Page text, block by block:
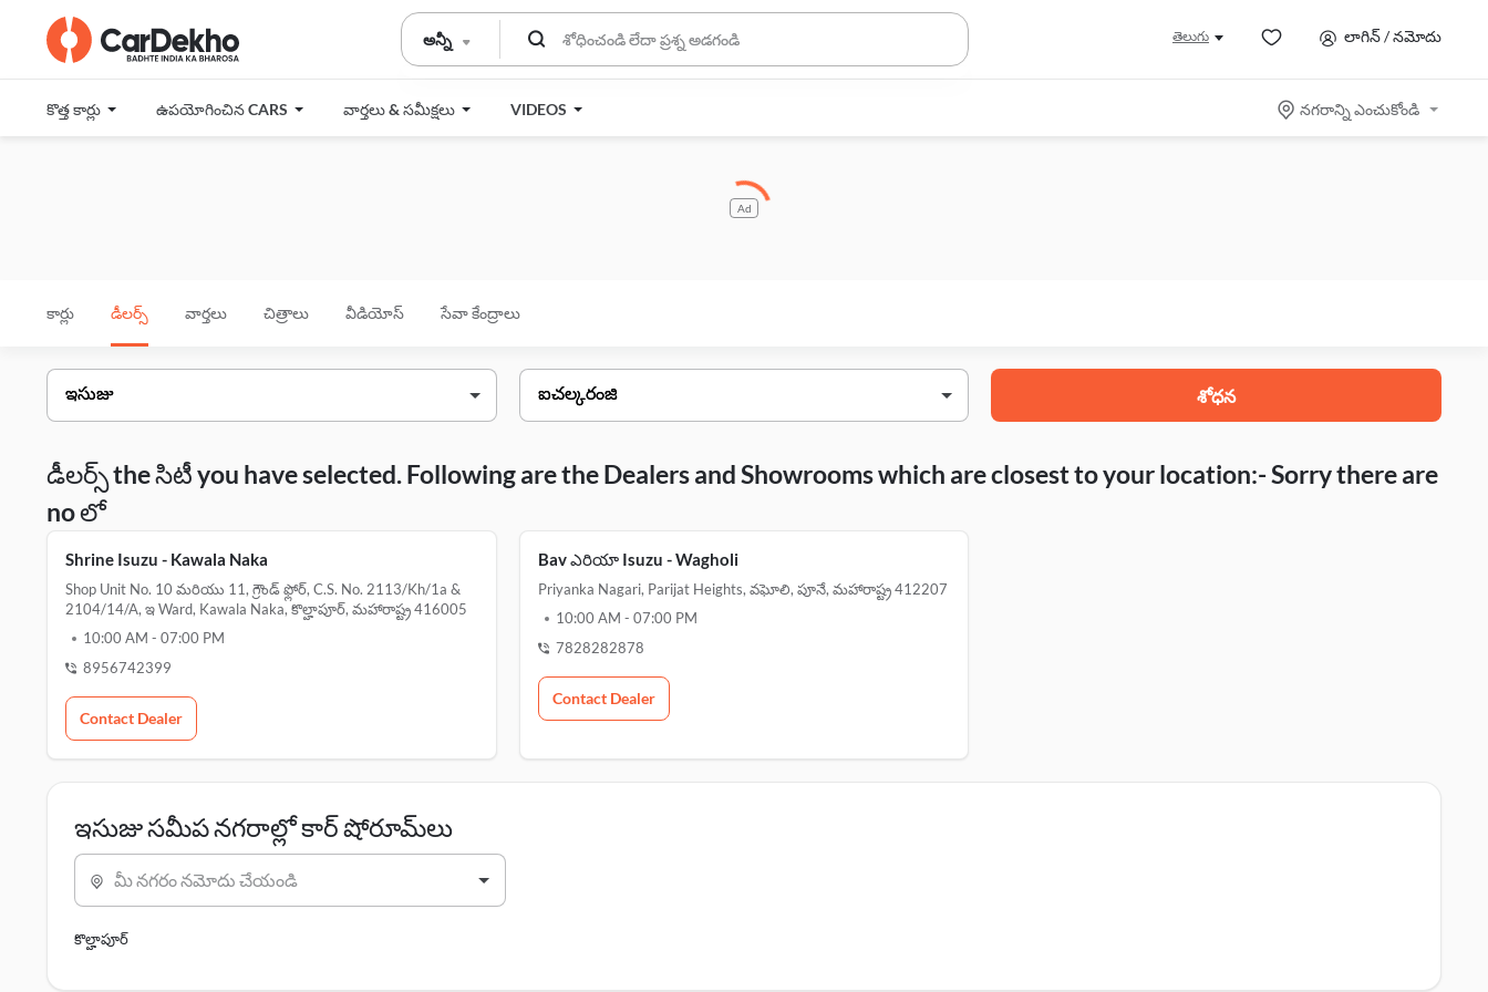
అన్నీ తెలుగు లాగిన్ / నమోదు
కొత్త కార్లు ఉపయోగించిన CARS వార్తలు & సమీక్షలు VIDEOS నగరాన్ని ఎంచుకోండి
Ad
కార్లు డీలర్స్ వార్తలు చిత్రాలు వీడియోస్ సేవా కేంద్రాలు
శోధన
డీలర్స్ the సిటీ you have selected. Following are the Dealers and Showrooms which are closest to your location:- Sorry there are
no లో
Shrine Isuzu - Kawala Naka
Shop Unit No. 10 మరియు 11, గ్రౌండ్ ఫ్లోర్, C.s. No. 2113/kh/1a &
2104/14/a, ఇ Ward, Kawala Naka, కొల్హాపూర్, మహారాష్ట్ర 416005
10:00 AM - 07:00 PM
8956742399
Contact Dealer
Bav ఎరియా Isuzu - Wagholi
Priyanka Nagari, Parijat Heights, వఘోలి, పూనే, మహారాష్ట్ర 412207
10:00 AM - 07:00 PM
7828282878
Contact Dealer
ఇసుజు సమీప నగరాల్లో కార్ షోరూమ్‌లు
మీ నగరం నమోదు చేయండి
కొల్హాపూర్